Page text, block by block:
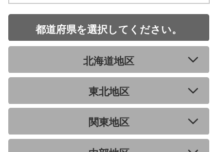
都道府県を選択してください。
北海道地区
東北地区
関東地区